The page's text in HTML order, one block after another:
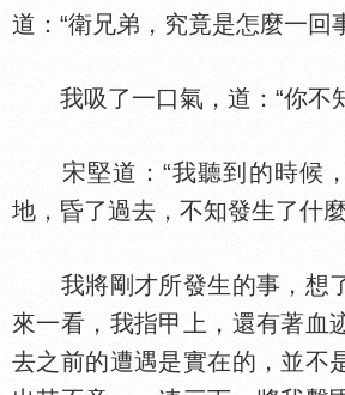
道：“衛兄弟，究竟是怎麼一回
我吸了一口氣，道：“你不
宋堅道：“我聽到的時候，
地，昏了過去，不知發生了什
我將剛才所發生的事，想
來一看，我指甲上，還有著血
去之前的遭遇是實在的，並不